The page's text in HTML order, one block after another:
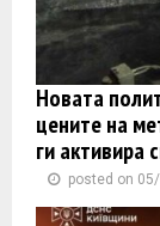
Новата
цените на
ги активира
posted on